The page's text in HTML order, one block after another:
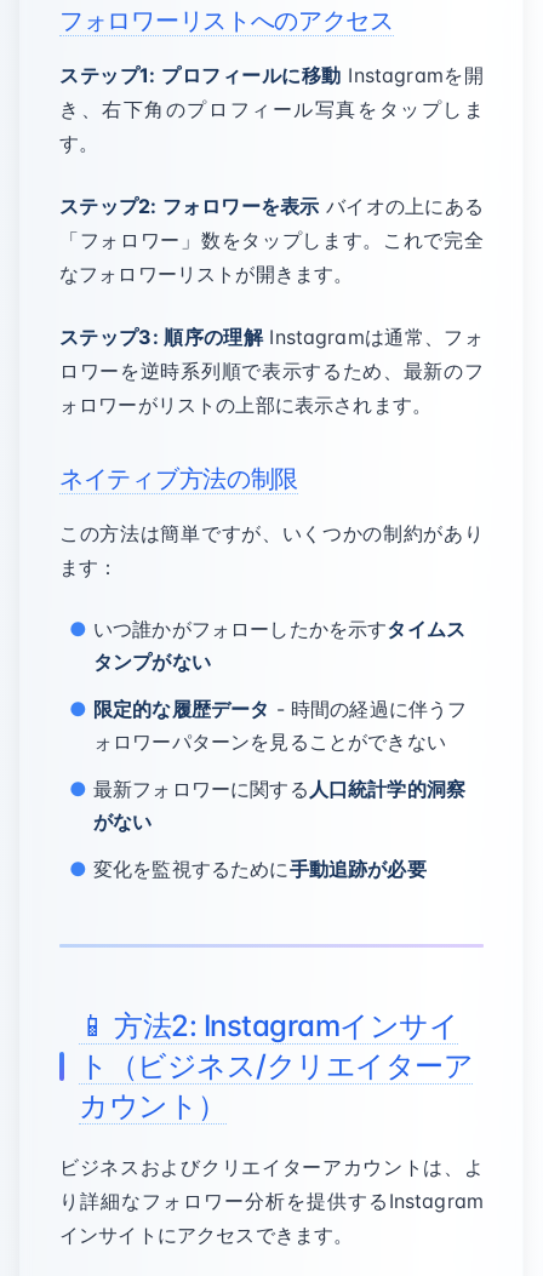
フォロワーリストへのアクセス
ステップ1: プロフィールに移動 Instagramを開
き、右下角のプロフィール写真をタップしま
す。
ステップ2: フォロワーを表示 バイオの上にある
「フォロワー」数をタップします。これで完全
なフォロワーリストが開きます。
ステップ3: 順序の理解Instagramは通常、フォ
ロワーを逆時系列順で表示するため、最新のフ
ォロワーがリストの上部に表示されます。
ネイティブ方法の制限
この方法は簡単ですが、いくつかの制約があり
ます：
いつ誰かがフォローしたかを示すタイムス
タンプがない
限定的な履歴データ - 時間の経過に伴うフ
ォロワーパターンを見ることができない
最新フォロワーに関する 人口統計学的洞察
がない
変化を監視するために手動追跡が必要
📱 方法2: Instagramインサイ
ト（ビジネス/クリエイターア
カウント）
ビジネスおよびクリエイターアカウントは、よ
り詳細なフォロワー分析を提供するInstagram
インサイトにアクセスできます。